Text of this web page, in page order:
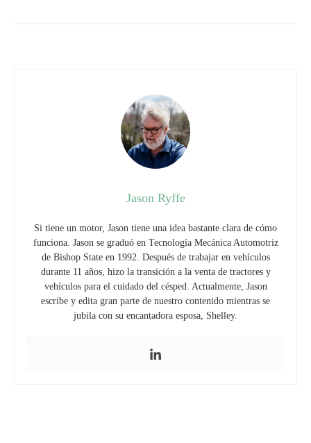
Jason Ryffe
Si tiene un motor, Jason tiene una idea bastante clara de cómo
funciona. Jason se graduó en Tecnología Mecánica Automotriz
de Bishop State en 1992. Después de trabajar en vehículos
durante 11 años, hizo la transición a la venta de tractores y
vehículos para el cuidado del césped. Actualmente, Jason
escribe y edita gran parte de nuestro contenido mientras se
jubila con su encantadora esposa, Shelley.